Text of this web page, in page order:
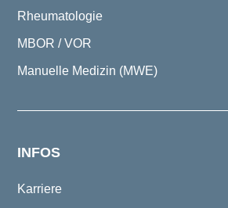
Rheumatologie
MBOR / VOR
Manuelle Medizin (MWE)
INFOS
Karriere